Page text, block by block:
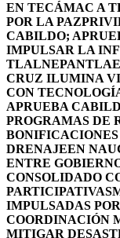
EN TECÁMAC A
POR LA PAZ
CABILDO;
IMPULSAR LA
TLALNEPANTLA
CRUZ ILUMINA
CON
APRUEBA
PROGRAMAS DE
DRENAJEEN
ENTRE
CONSOLIDADO
PARTICIPATIVAS
IMPULSADAS
COORDINACIÓN
MITIGAR